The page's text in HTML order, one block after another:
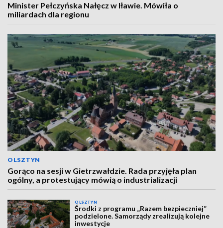
Minister Pełczyńska Nałęcz w Iławie. Mówiła o
miliardach dla regionu
OLSZTYN
Gorąco na sesji w Gietrzwałdzie. Rada przyjęła plan
ogólny, a protestujący mówią o industrializacji
OLSZTYN
Środki z programu „Razem bezpieczniej”
podzielone. Samorządy zrealizują kolejne
inwestycje